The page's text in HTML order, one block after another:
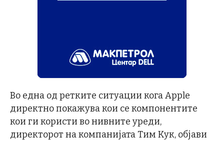
Во една од ретките ситуации кога Apple
директно покажува кои се компонентите
кои ги користи во нивните уреди,
директорот на компанијата Тим Кук, објави